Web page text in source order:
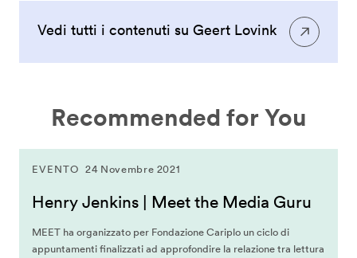
Vedi tutti i contenuti su Geert Lovink
Recommended for You
EVENTO 24 Novembre 2021
Henry Jenkins | Meet the Media Guru
MEET ha organizzato per Fondazione Cariplo un ciclo di
appuntamenti finalizzati ad approfondire la relazione tra lettura